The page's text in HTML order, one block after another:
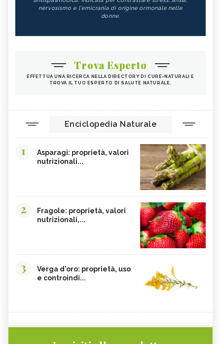
nervosismo e l'emicrania di origine ormonale nelle
donne.
Trova Esperto
EFFETTUA UNA RICERCA NELLA DIRECTORY DI CURE-NATURALI E
TROVA IL TUO ESPERTO DI SALUTE NATURALE.
Enciclopedia Naturale
1
Asparagi: proprietà, valori
nutrizionali...
2
Fragole: proprietà, valori
nutrizionali,...
3
Verga d'oro: proprietà, uso
e controindi...